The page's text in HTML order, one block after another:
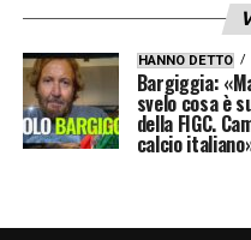
HANNO DETTO
Bargiggia:
svelo cosa è
della FIGC.
calcio italiano»